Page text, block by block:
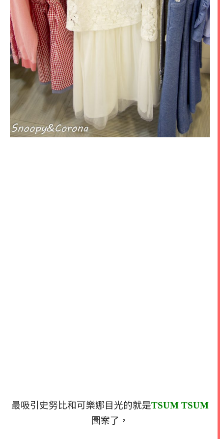
最吸引史努比和可樂娜目光的就是TSUM TSUM
圖案了，